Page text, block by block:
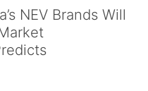
NEV Brands Will